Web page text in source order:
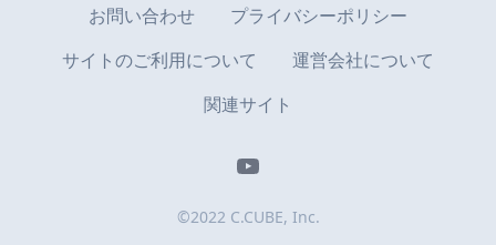
お問い合わせ
プライバシーポリシー
サイトのご利用について
運営会社について
関連サイト
YouTube
©2022 C.CUBE, Inc.